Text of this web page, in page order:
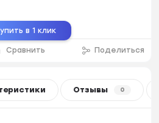
Сравнить Поделиться
в 1 клик
Отзывы 0